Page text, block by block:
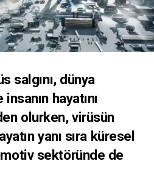
salgını, dünya
hayatını
olurken, virüsün
yanı sıra küresel
sektöründe de